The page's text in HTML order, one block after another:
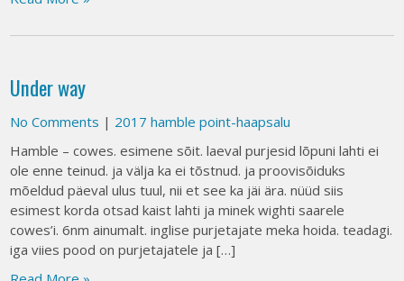
Under way
No Comments | 2017 hamble point-haapsalu
Hamble – cowes. esimene sõit. laeval purjesid lõpuni lahti ei
ole enne teinud. ja välja ka ei tõstnud. ja proovisõiduks
mõeldud päeval ulus tuul, nii et see ka jäi ära. nüüd siis
esimest korda otsad kaist lahti ja minek wighti saarele
cowes’i. 6nm ainumalt. inglise purjetajate meka hoida. teadagi.
iga viies pood on purjetajatele ja […]